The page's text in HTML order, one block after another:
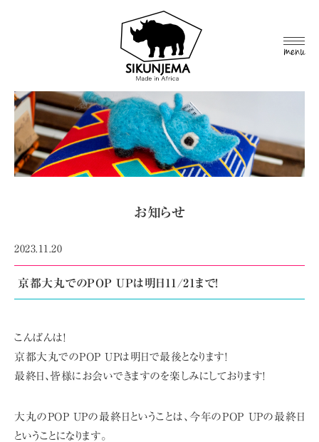
MEN
お知らせ
2023.11.20
京都大丸でのPOP UPは明日11/21まで!
こんばんは!
京都大丸でのPOP UPは明日で最後となります!
最終日、皆様にお会いできますのを楽しみにしております!
大丸のPOP UPの最終日ということは、 今年のPOP UPの最終日
ということになります。